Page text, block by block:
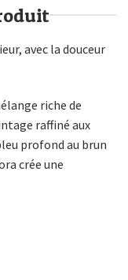
avec la douceur
riche de
raffiné aux
profond au brun
crée une